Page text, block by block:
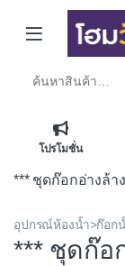
Skip to navigation
Skip to content
โปรโมชั่น
*** ชุดก๊อกอ่างล้า
อุปกรณ์ห้องน้ำ>ก๊อก
*** ชุดก๊อ